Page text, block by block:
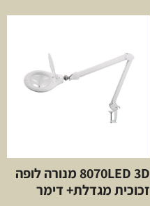
8070LED 3D מנורה לופה
זכוכית מגדלת+ דימר